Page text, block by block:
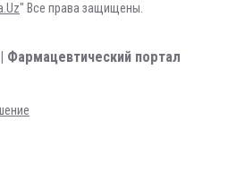
" Все права защищены.
портал